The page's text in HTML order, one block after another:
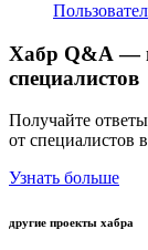
Хабр Q&A —
специалистов
Получайте
от специалистов
Узнать больше
другие проекты хабра